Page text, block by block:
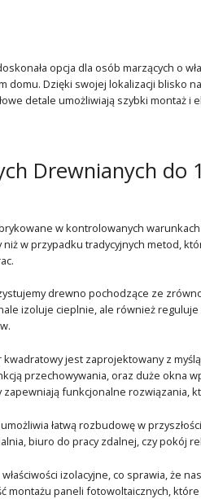
opcja dla osób marzących o
domu. Dzięki swojej lokalizacji blisko
detale umożliwiają szybki montaż
Drewnianych do
w kontrolowanych
w przypadku tradycyjnych metod,
drewno pochodzące ze
izoluje cieplnie, ale również
kwadratowy jest zaprojektowany z
przechowywania, oraz duże okna
funkcjonalne rozwiązania,
łatwą rozbudowę w
biuro do pracy zdalnej, czy pokój
izolacyjne, co sprawia, że
montażu paneli fotowoltaicznych,